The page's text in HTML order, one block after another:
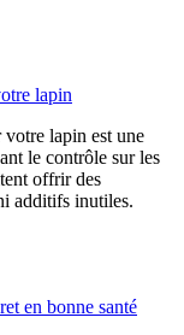
lapin
votre lapin est une
le contrôle sur les
offrir des
additifs inutiles.
en bonne santé